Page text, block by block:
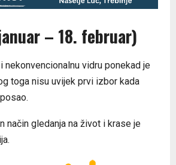
– 18. februar)
nekonvencionalnu vidru ponekad je
toga nisu uvijek prvi izbor kada
način gledanja na život i krase je